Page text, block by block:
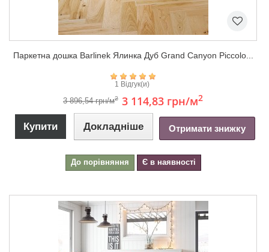
Паркетна дошка Barlinek Ялинка Дуб Grand Canyon Piccolo...
1 Відгук(и)
3 896,54 грн/м2 3 114,83 грн/м2
Купити Докладніше Отримати знижку
До порівняння Є в наявності